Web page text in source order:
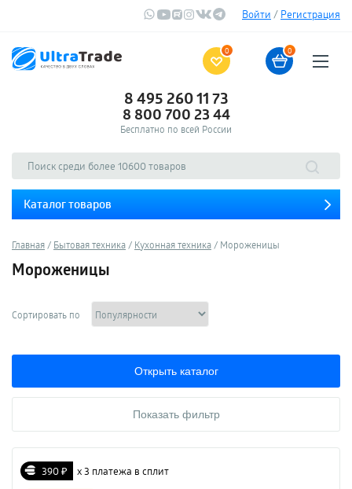
Войти / Регистрация
0 0
8 495 260 11 73
8 800 700 23 44
Бесплатно по всей России
Каталог товаров
Главная Бытовая техника Кухонная техника Мороженицы
Мороженицы
Сортировать по
Открыть каталог
Показать фильтр
390 ₽ х 3 платежа в сплит